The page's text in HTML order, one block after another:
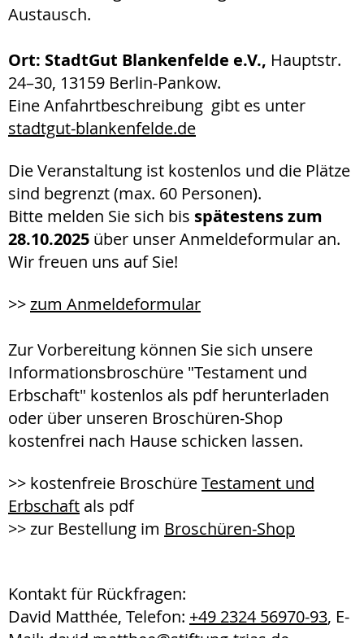
Austausch.
Ort: StadtGut Blankenfelde e.V., Hauptstr.
24–30, 13159 Berlin-Pankow.
Eine Anfahrtbeschreibung gibt es unter
stadtgut-blankenfelde.de
Die Veranstaltung ist kostenlos und die Plätze
sind begrenzt (max. 60 Personen).
Bitte melden Sie sich bis spätestens zum
28.10.2025 über unser Anmeldeformular an.
Wir freuen uns auf Sie!
>>zum Anmeldeformular
Zur Vorbereitung können Sie sich unsere
Informationsbroschüre "Testament und
Erbschaft" kostenlos als pdf herunterladen
oder über unseren Broschüren-Shop
kostenfrei nach Hause schicken lassen.
>> kostenfreie BroschüreTestament und
Erbschaft als pdf
>> zur Bestellung im Broschüren-Shop
Kontakt für Rückfragen:
David Matthée, Telefon: +49 2324 56970-93, E-